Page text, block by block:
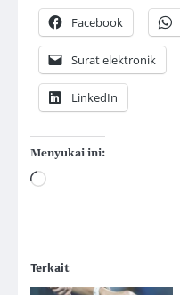
Facebook
Surat elektronik
LinkedIn
Menyukai ini:
Memuat...
Terkait